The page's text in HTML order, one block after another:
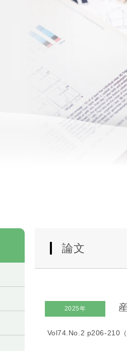
手
し
て
人
授
I
I
生
殖
補
論文
2025年
Vol74.No.2 p206-210